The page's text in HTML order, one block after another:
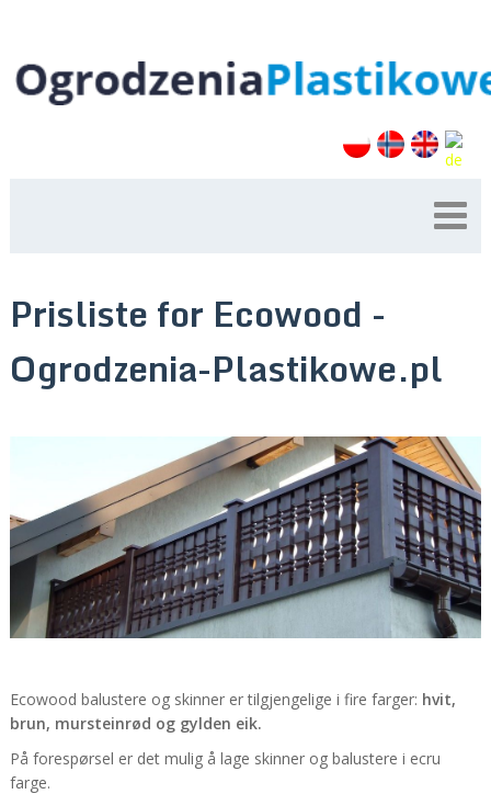
Prisliste for Ecowood -
Ogrodzenia-Plastikowe.pl
Ecowood balustere og skinner er tilgjengelige i fire farger: hvit,
brun, mursteinrød og gylden eik.
På forespørsel er det mulig å lage skinner og balustere i ecru
farge.